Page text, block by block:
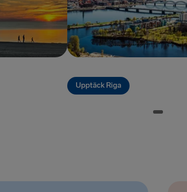
Upptäck Riga